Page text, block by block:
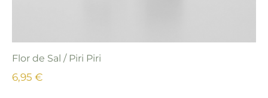
Flor de Sal / Piri Piri
6,95 €